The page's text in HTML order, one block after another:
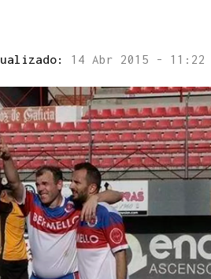
14 Abr 2015 - 11:22